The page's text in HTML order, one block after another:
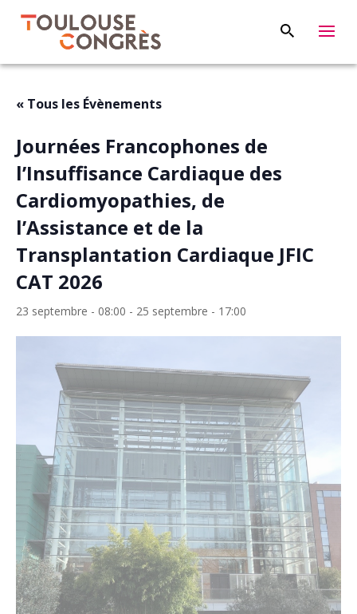
« Tous les Évènements
Journées Francophones de
l’Insuffisance Cardiaque des
Cardiomyopathies, de
l’Assistance et de la
Transplantation Cardiaque JFIC
CAT 2026
23 septembre - 08:00 - 25 septembre - 17:00